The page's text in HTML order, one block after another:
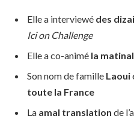
Elle a interviewé des
Ici on Challenge
Elle a co-animé la
Son nom de famille Laoui
toute la France
La amal translation de